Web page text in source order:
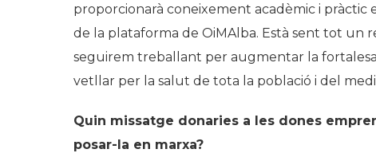
proporcionarà coneixement acadèmic i
de la plataforma de OiMAlba. Està sent tot un
seguirem treballant per augmentar la
vetllar per la salut de tota la població i del
Quin missatge donaries a les dones
posar-la en marxa?